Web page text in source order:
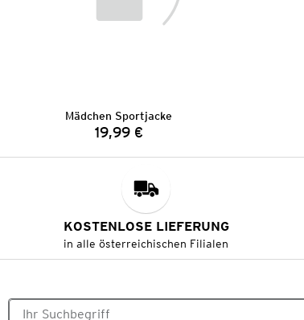
Mädchen Sportjacke
Preis:
19,99 €
KOSTENLOSE LIEFERUNG
in alle österreichischen Filialen